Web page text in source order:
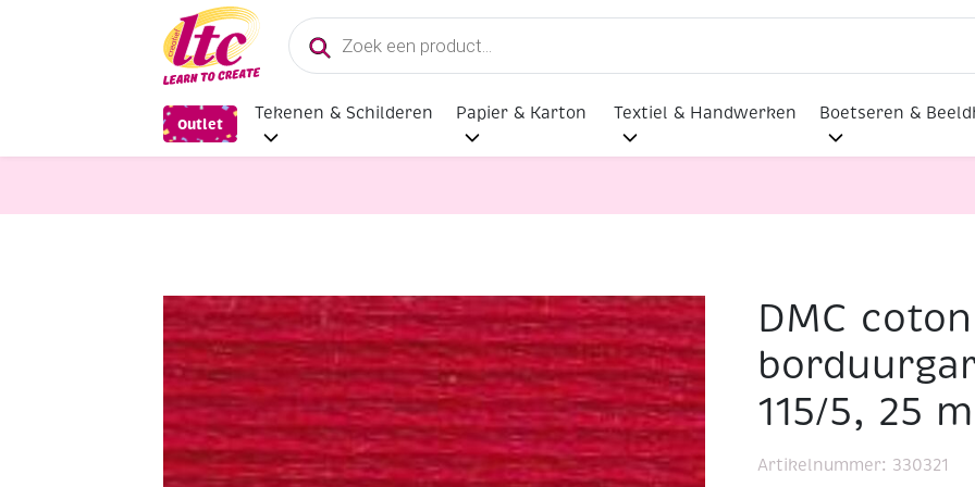
Producten
zoeken
Outlet
Tekenen & Schilderen Papier & Karton Textiel & Handwerken Boetseren &
Handwerkgarens DMC coton perle borduurgaren/koordzijde, 115/5, 25 meter, kerstrood
DMC
115/5, 25
Artikelnummer: 330321